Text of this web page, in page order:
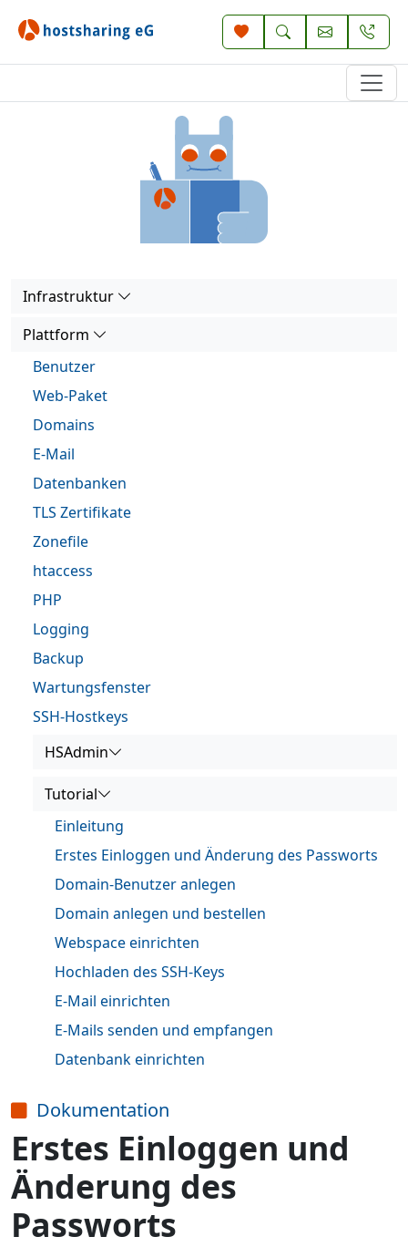
Infrastruktur
Plattform
Benutzer
Web-Paket
Domains
E-Mail
Datenbanken
TLS Zertifikate
Zonefile
htaccess
PHP
Logging
Backup
Wartungsfenster
SSH-Hostkeys
HSAdmin
Tutorial
Einleitung
Erstes Einloggen und Änderung des Passworts
Domain-Benutzer anlegen
Domain anlegen und bestellen
Webspace einrichten
Hochladen des SSH-Keys
E-Mail einrichten
E-Mails senden und empfangen
Datenbank einrichten
Dokumentation
Erstes Einloggen und
Änderung des
Passworts